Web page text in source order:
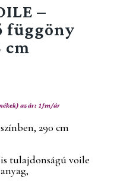
–
függöny
cm
az ár: 1 fm/ár
290 cm
tulajdonságú voile